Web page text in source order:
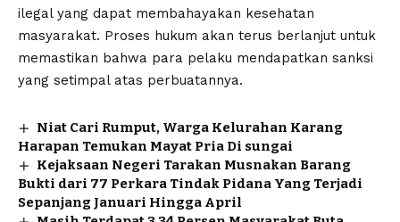
ilegal yang dapat membahayakan kesehatan
masyarakat. Proses hukum akan terus berlanjut untuk
memastikan bahwa para pelaku mendapatkan sanksi
yang setimpal atas perbuatannya.
Niat Cari Rumput, Warga Kelurahan Karang
Harapan Temukan Mayat Pria Di sungai
Kejaksaan Negeri Tarakan Musnakan Barang
Bukti dari 77 Perkara Tindak Pidana Yang Terjadi
Sepanjang Januari Hingga April